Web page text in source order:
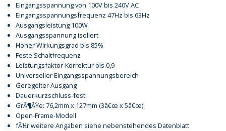
Eingangsspannung von 100V bis 240V AC
Eingangsspannungsfrequenz 47Hz bis 63Hz
Ausgangsleistung 100W
Ausgangsspannung isoliert
Hoher Wirkungsgrad bis 85%
Feste Schaltfrequenz
Leistungsfaktor-Korrektur bis 0,9
Universeller Eingangsspannungsbereich
Geregelter Ausgang
Dauerkurzschluss-fest
GrÃ¶ÃŸe: 76,2mm x 127mm (3â€œ x 5â€œ)
Open-Frame-Modell
fÃ¼r weitere Angaben siehe nebenstehendes Datenblatt